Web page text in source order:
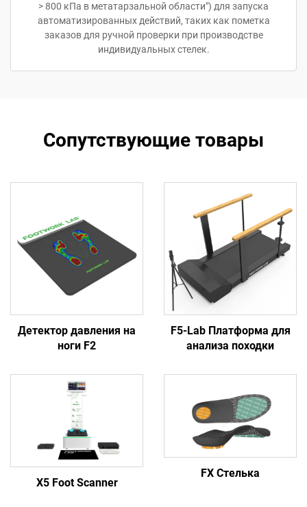
> 800 кПа в метатарзальной области") для запуска
автоматизированных действий, таких как пометка
заказов для ручной проверки при производстве
индивидуальных стелек.
Сопутствующие товары
Детектор давления на
ноги F2
F5-Lab Платформа для
анализа походки
X5 Foot Scanner
FX Стелька